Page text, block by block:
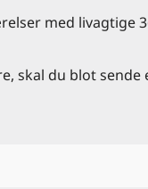
med livagtige
skal du blot sende